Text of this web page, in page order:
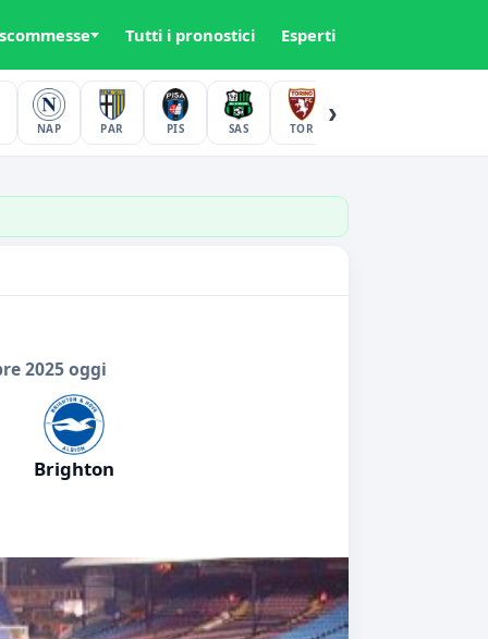
Tutti i pronostici Esperti
NAP PAR PIS SAS TOR
›
2025 oggi
Brighton